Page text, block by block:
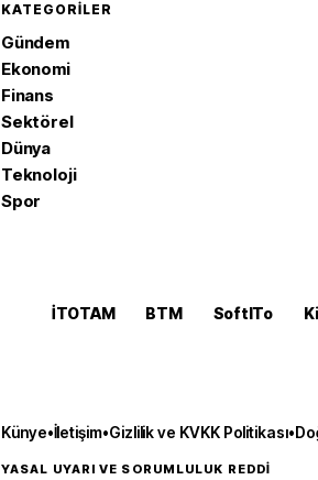
KATEGORILER
Gündem
Ekonomi
Finans
Sektörel
Dünya
Teknoloji
Spor
İTOTAM BTM SoftITo
Künye•İletişim•Gizlilik ve KVKK Politikası•
YASAL UYARI VE SORUMLULUK REDDİ